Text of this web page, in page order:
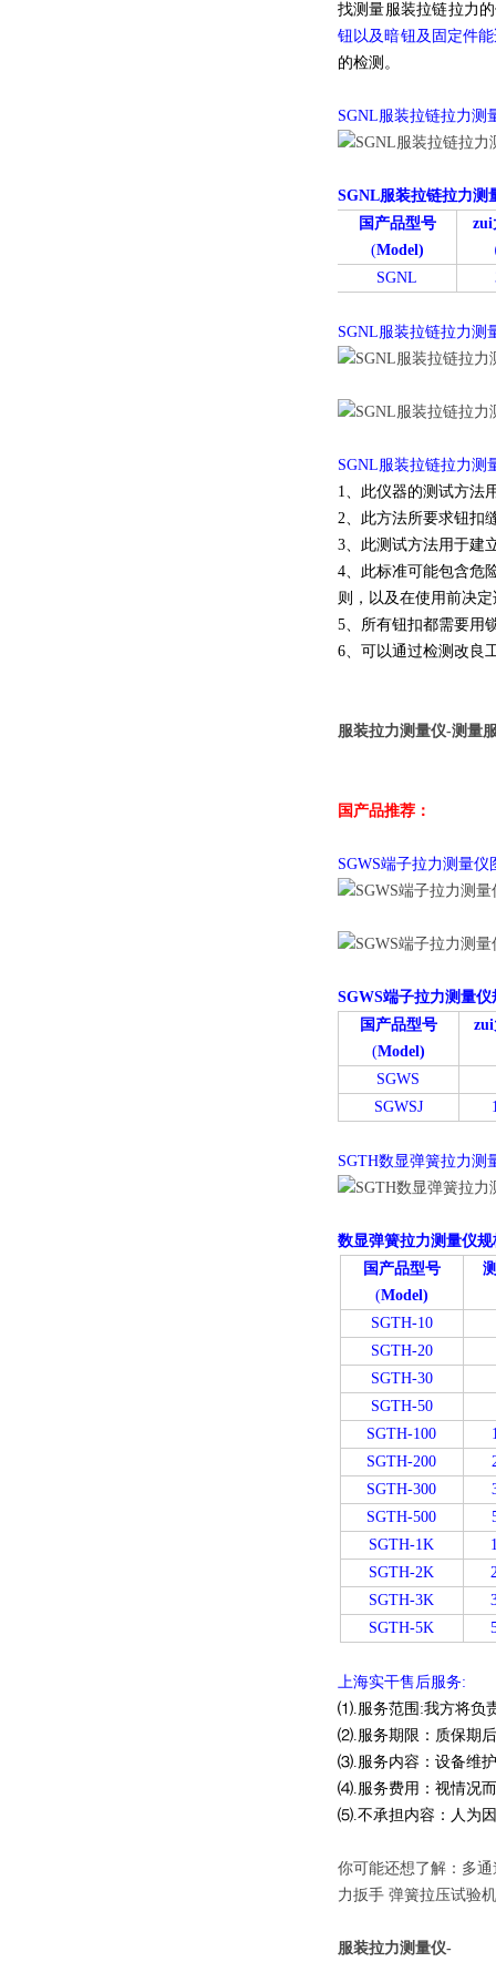
找测量服装拉链拉力
钮以及暗钮及固定件
的检测。
SGNL服装拉链拉力测
SGNL服装拉链拉力测
国产品型号
(Model)
zui
SGNL
SGNL服装拉链拉力测
SGNL服装拉链拉力测
1、此仪器的测试方法
2、此方法所要求钮扣
3、此测试方法用于建
4、此标准可能包含危
则，以及在使用前决
5、所有钮扣都需要用
6、可以通过检测改良
服装拉力测量仪-测量
国产品推荐：
SGWS端子拉力测量仪
SGWS端子拉力测量仪
国产品型号
(Model)
SGWS
SGWSJ
SGTH数显弹簧拉力测
数显弹簧拉力测量仪
国产品型号
(Model)
SGTH-10
SGTH-20
SGTH-30
SGTH-50
SGTH-100
SGTH-200
SGTH-300
SGTH-500
SGTH-1K
SGTH-2K
SGTH-3K
SGTH-5K
上海实干售后服务:
⑴.服务范围:我方将负
⑵.服务期限：质保期
⑶.服务内容：设备维
⑷.服务费用：视情况
⑸.不承担内容：人为
你可能还想了解：多
力扳手 弹簧拉压试验
服装拉力测量仪-